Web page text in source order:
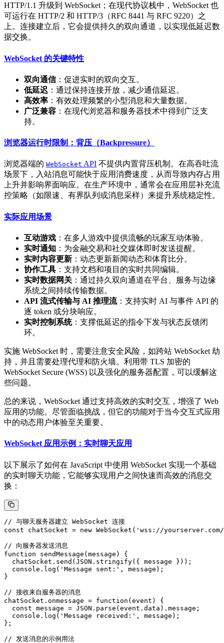
HTTP/1.1 升级到 WebSocket；在现代协议栈中，WebSocket 也
可运行在 HTTP/2 和 HTTP/3（RFC 8441 与 RFC 9220）之
上。连接建立后，它会提供持久的双向通道，以实现低延迟数
据交换。
WebSocket 的关键特性
双向通信：促进实时的双向交互。
低延迟 ：通过保持连接开放，减少通信延迟。
高效率 ：有效处理频繁的小型消息和大量数据。
广泛兼容 ：在现代浏览器和服务器技术中得到广泛支
持。
浏览器运行时限制：背压（Backpressure）
浏览器端的 WebSocket API 不提供内置背压机制。在高吞吐流
场景下，入站消息可能快于应用消费速度，从而导致内存占用
上升并影响界面响应。在生产环境中，通常会在应用层补充流
控策略（如限速、有界队列或消息采样）来提升系统稳定性。
实际应用场景
互动游戏 ：在多人游戏中提供流畅的玩家互动体验。
实时通知 ：为金融交易和社交媒体即时发送提醒。
实时内容更新 ：动态更新新闻动态和体育比分。
协作工具 ：支持文档和项目的实时共同编辑。
实时数据网关 ：通过持久双向通道在平台、服务与边缘
系统之间持续传输数据。
API 流式传输与 AI 推理流：支持实时 AI 与事件 API 的
逐 token 或分块响应。
实时控制系统：支撑低延迟的指令下发与状态反馈闭
环。
实施 WebSocket 时，需要注意安全风险，如跨站 WebSocket 劫
持，并且需要处理代理和防火墙。利用带 TLS 加密的
WebSocket Secure (WSS) 以及强化的服务器配置，可以缓解这
些问题。
总的来说，WebSocket 通过支持高效的实时交互，增强了 Web
应用的功能。尽管面临挑战，但它的功能对于当今交互式应用
中的动态用户体验至关重要。
WebSocket 应用示例：实时聊天应用
以下展示了如何在 JavaScript 中使用 WebSocket 实现一个基础
的实时聊天功能，它能够实现用户之间快速而高效的消息交
换：
// 与聊天服务器建立 WebSocket 连接
const chatSocket = new WebSocket('wss://
// 向服务器发送消息
function sendMessage(message) {
chatSocket.send(JSON.stringify({ message }));
console.log('Message sent:', message);
}
// 接收来自服务器的消息
chatSocket.onmessage = function(event) {
const message = JSON.parse(event.data).message;
console.log('Message received:', message);
};
// 发送消息的示例用法